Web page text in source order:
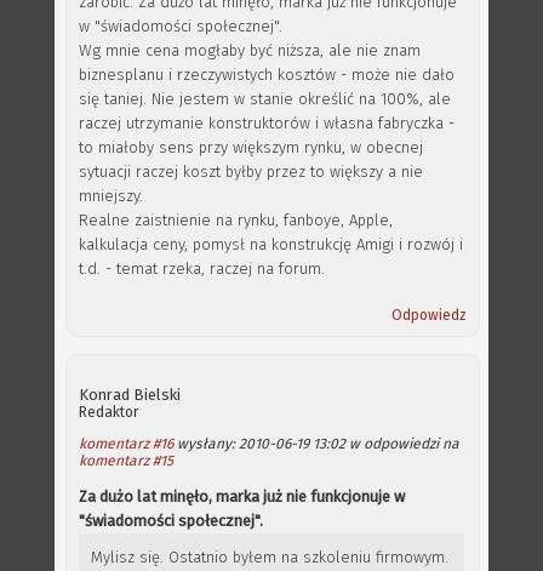
w "świadomości społecznej".
Wg mnie cena mogłaby być niższa, ale nie znam
biznesplanu i rzeczywistych kosztów - może nie dało
się taniej. Nie jestem w stanie określić na 100%, ale
raczej utrzymanie konstruktorów i własna fabryczka -
to miałoby sens przy większym rynku, w obecnej
sytuacji raczej koszt byłby przez to większy a nie
mniejszy.
Realne zaistnienie na rynku, fanboye, Apple,
kalkulacja ceny, pomysł na konstrukcję Amigi i rozwój i
t.d. - temat rzeka, raczej na forum.
Odpowiedz
Konrad Bielski
Redaktor
komentarz #16wysłany: 2010-06-19 13:02 w odpowiedzi na
komentarz #15
Za dużo lat minęło, marka już nie funkcjonuje w
"świadomości społecznej".
Mylisz się. Ostatnio byłem na szkoleniu firmowym.